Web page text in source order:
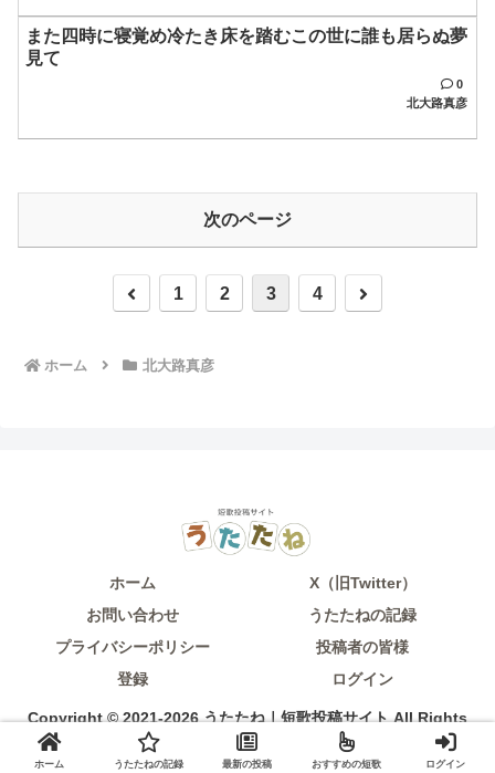
また四時に寝覚め冷たき床を踏むこの世に誰も居らぬ夢
見て
0
北大路真彦
次のページ
前
1 2 3 4
次
ホーム 北大路真彦
ホーム
X（旧Twitter）
お問い合わせ
うたたねの記録
プライバシーポリシー
投稿者の皆様
登録
ログイン
Copyright © 2021-2026 うたたね｜短歌投稿サイト All Rights
Reserved.
ホーム うたたねの記録 最新の投稿 おすすめの短歌 ログイン